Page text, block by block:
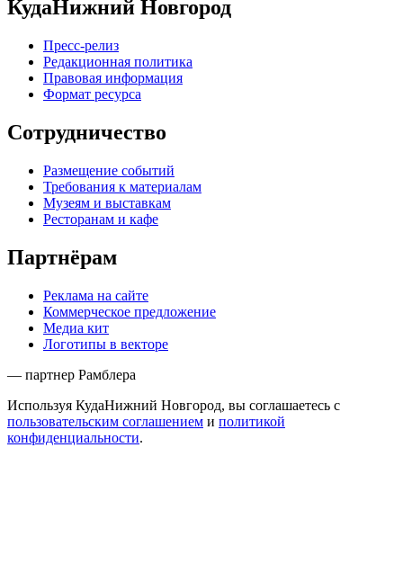
КудаНижний Новгород
Пресс-релиз
Редакционная политика
Правовая информация
Формат ресурса
Сотрудничество
Размещение событий
Требования к материалам
Музеям и выставкам
Ресторанам и кафе
Партнёрам
Реклама на сайте
Коммерческое предложение
Медиа кит
Логотипы в векторе
— партнер Рамблера
Используя КудаНижний Новгород, вы соглашаетесь с
пользовательским соглашением и политикой
конфиденциальности.